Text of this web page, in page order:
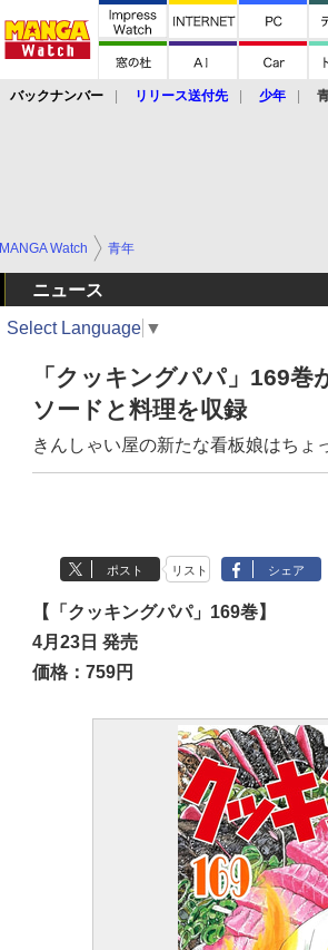
バックナンバー リリース送付先 少年
MANGA Watch 青年
ニュース
Select Language ▼
「クッキングパパ」169
ソードと料理を収録
きんしゃい屋の新たな看板娘はちょ
ポスト リスト シェア
【「クッキングパパ」169巻】
4月23日 発売
価格：759円